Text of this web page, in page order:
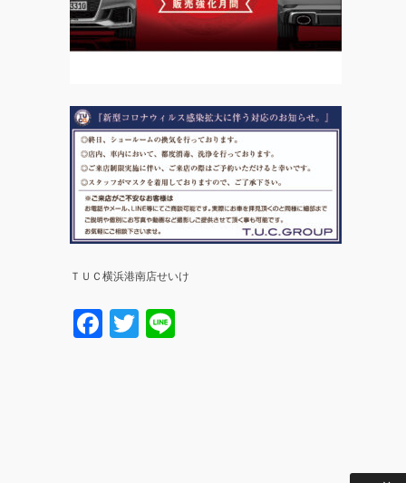
ＴＵＣ横浜港南店せいけ
Facebook
Twitter